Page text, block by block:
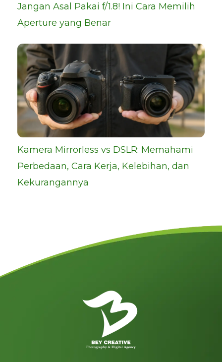
Jangan Asal Pakai f/1.8! Ini Cara Memilih
Aperture yang Benar
Kamera Mirrorless vs DSLR: Memahami
Perbedaan, Cara Kerja, Kelebihan, dan
Kekurangannya